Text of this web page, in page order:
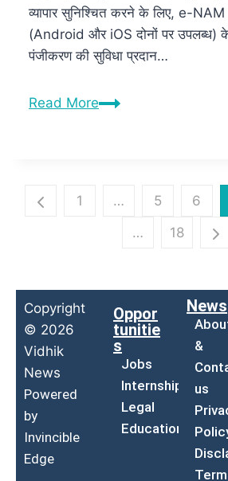
व्यापार सुनिश्चित करने के लिए, e-NAM
(Android और iOS दोनों पर उपलब्ध)
पंजीकरण की सुविधा प्रदान…
Read More
1 … 5 6
…
18
Copyright
© 2026
Vidhik
News
Powered
by
Invincible
Edge
Oppor
tunitie
s
Jobs
Internship
Legal
Education
News
&
us